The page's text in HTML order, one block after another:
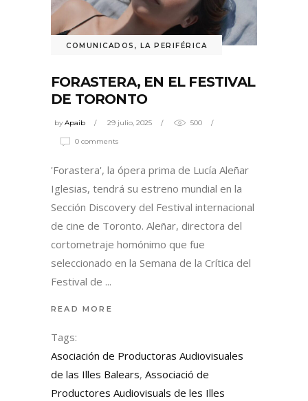
COMUNICADOS , LA PERIFÉRICA
FORASTERA, EN EL FESTIVAL
DE TORONTO
byApaib 29 julio, 2025 500
0 comments
'Forastera', la ópera prima de Lucía Aleñar
Iglesias, tendrá su estreno mundial en la
Sección Discovery del Festival internacional
de cine de Toronto. Aleñar, directora del
cortometraje homónimo que fue
seleccionado en la Semana de la Crítica del
Festival de
READ MORE
Tags:
Asociación de Productoras Audiovisuales
de las Illes Balears, Associació de
Productores Audiovisuals de les Illes